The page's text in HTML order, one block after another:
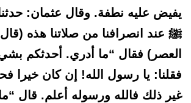
يفيض عليه نطفة. وقال عثمان:
ﷺ عند انصرافنا من صلاتنا هذه
العصر) فقال “ما أدري. أحدثكم
فقلنا: يا رسول الله! إن كان خيرا
غير ذلك فالله ورسوله أعلم. قال